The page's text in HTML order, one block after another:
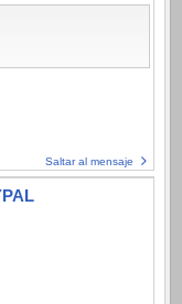
Saltar al mensaje